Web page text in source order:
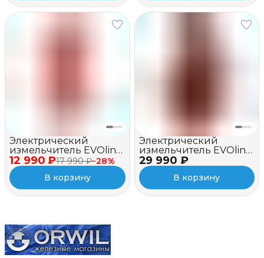
12 990 ₽17 990 ₽−28%
Электрический
измельчитель EVOline
BSE 2500
В корзину
29 990 ₽
Электрический
измельчитель EVOline
BSE 2800 C
В корзину